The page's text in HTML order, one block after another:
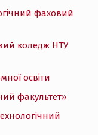
фаховий
коледж НТУ
освіти
факультет»